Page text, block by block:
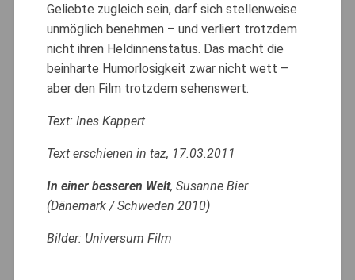
Geliebte zugleich sein, darf sich stellenweise
unmöglich benehmen – und verliert trotzdem
nicht ihren Heldinnenstatus. Das macht die
beinharte Humorlosigkeit zwar nicht wett –
aber den Film trotzdem sehenswert.
Text: Ines Kappert
Text erschienen in taz, 17.03.2011
In einer besseren Welt, Susanne Bier
(Dänemark / Schweden 2010)
Bilder: Universum Film